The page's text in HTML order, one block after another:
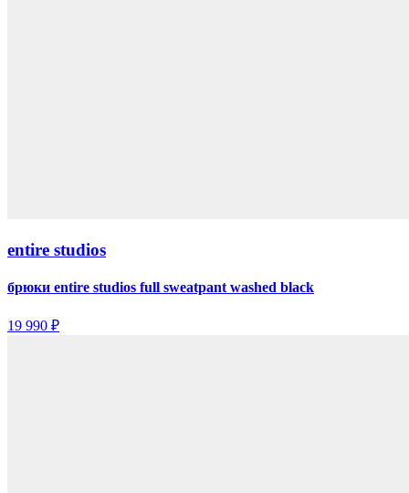
entire studios
брюки entire studios full sweatpant washed black
19 990 ₽